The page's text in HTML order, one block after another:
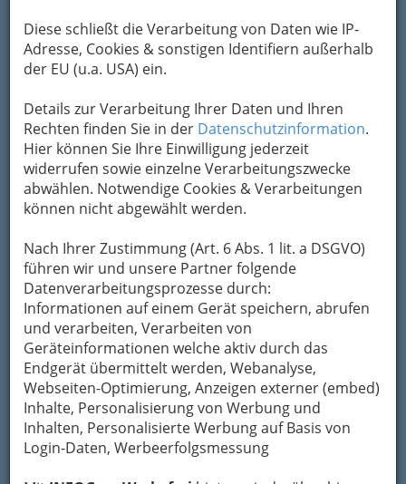
Diese schließt die Verarbeitung von Daten wie IP-
Adresse, Cookies & sonstigen Identifiern außerhalb
der EU (u.a. USA) ein.
Details zur Verarbeitung Ihrer Daten und Ihren
Rechten finden Sie in der Datenschutzinformation.
Hier können Sie Ihre Einwilligung jederzeit
widerrufen sowie einzelne Verarbeitungszwecke
abwählen. Notwendige Cookies & Verarbeitungen
können nicht abgewählt werden.
Nach Ihrer Zustimmung (Art. 6 Abs. 1 lit. a DSGVO)
führen wir und unsere Partner folgende
Datenverarbeitungsprozesse durch:
Informationen auf einem Gerät speichern, abrufen
und verarbeiten, Verarbeiten von
Geräteinformationen welche aktiv durch das
Endgerät übermittelt werden, Webanalyse,
Webseiten-Optimierung, Anzeigen externer (embed)
Inhalte, Personalisierung von Werbung und
Inhalten, Personalisierte Werbung auf Basis von
Login-Daten, Werbeerfolgsmessung
Stil und Dekadenz im Zeichen medialer Selbstpositionierung -
001
Vergrößern
walking the deadline (revisited).
Stil und Dekadenz im Zeichen
medialer Selbstpositionierung
Halle für Kunst & Medien - die neue
Positionierung des Künstlerhauses